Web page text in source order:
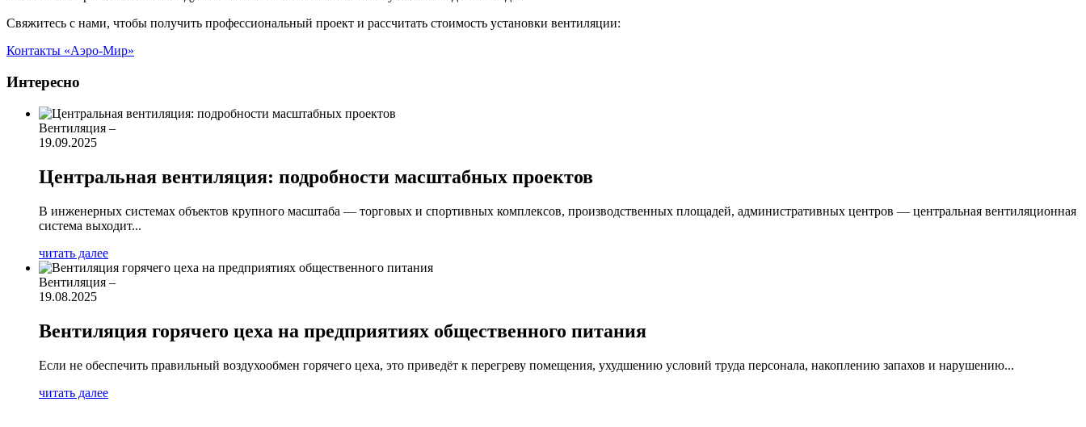
Свяжитесь с нами, чтобы получить профессиональный проект и рассчитать стоимость установки вентиляции:
Контакты «Аэро-Мир»
Интересно
Вентиляция –
19.09.2025
Центральная вентиляция: подробности масштабных проектов
В инженерных системах объектов крупного масштаба — торговых и спортивных комплексов, производственных площадей, административных центров — центральная вентиляционная
система выходит...
читать далее
Вентиляция –
19.08.2025
Вентиляция горячего цеха на предприятиях общественного питания
Если не обеспечить правильный воздухообмен горячего цеха, это приведёт к перегреву помещения, ухудшению условий труда персонала, накоплению запахов и нарушению...
читать далее